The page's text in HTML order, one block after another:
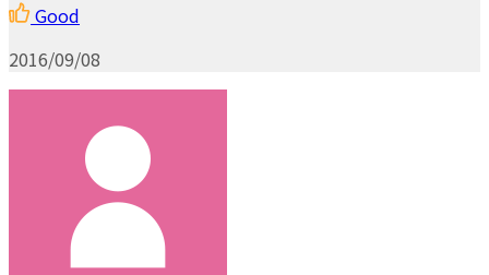
Good
2016/09/08